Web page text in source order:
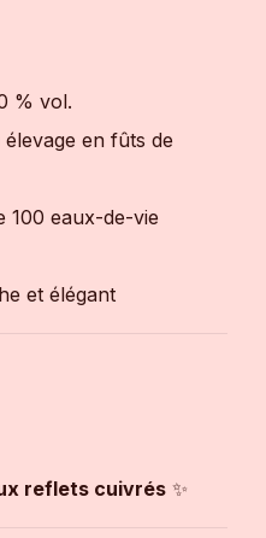
% vol.
élevage en fûts de
100 eaux-de-vie
et élégant
reflets cuivrés ✨